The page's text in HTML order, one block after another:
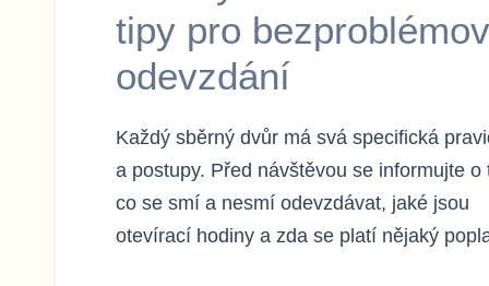
tipy pro
odevzdání
Každý sběrný dvůr má svá specifická
a postupy. Před návštěvou se informujte o
co se smí a nesmí odevzdávat, jaké jsou
otevírací hodiny a zda se platí nějaký